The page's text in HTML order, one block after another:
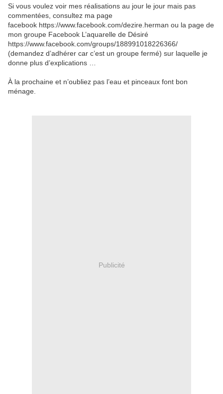
Si vous voulez voir mes réalisations au jour le jour mais pas
commentées, consultez ma page
facebook https://www.facebook.com/dezire.herman ou la page de
mon groupe Facebook L’aquarelle de Désiré
https://www.facebook.com/groups/188991018226366/
(demandez d’adhérer car c’est un groupe fermé) sur laquelle je
donne plus d’explications …
À la prochaine et n’oubliez pas l’eau et pinceaux font bon
ménage.
Publicité